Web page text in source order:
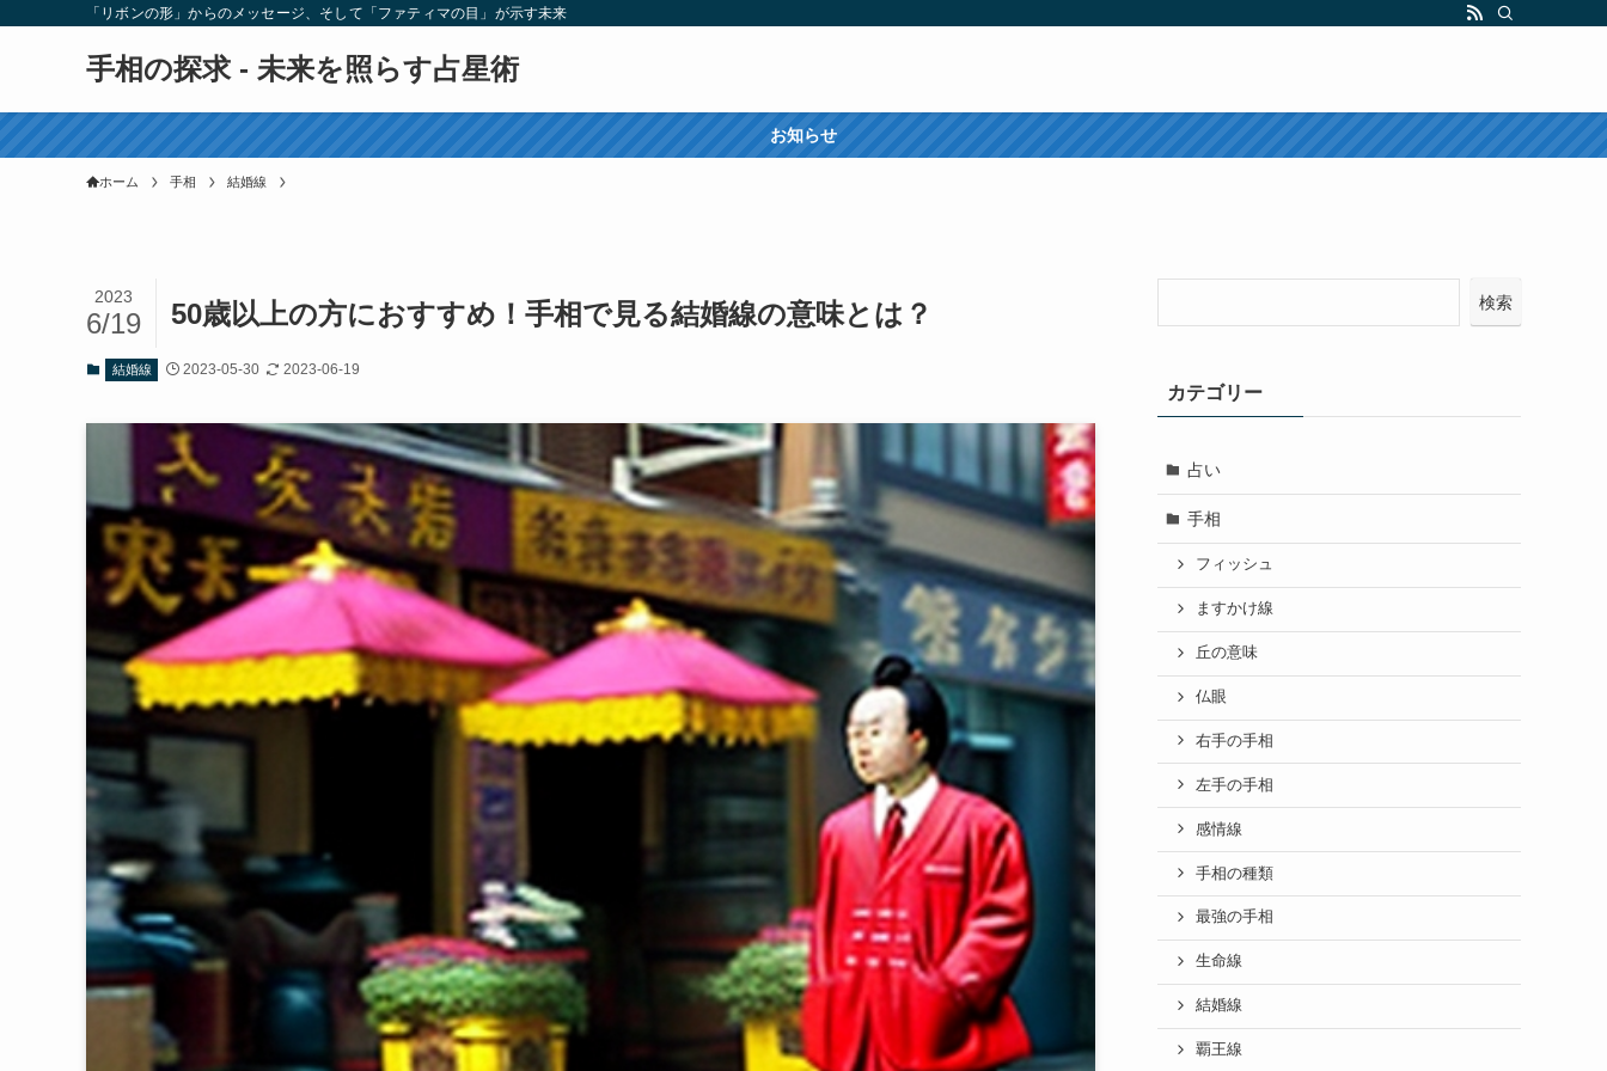
「リボンの形」からのメッセージ、そして「ファティマの目」が示す未来
手相の探求 - 未来を照らす占星術
お知らせ
ホーム 手相 結婚線
50歳以上の方におすすめ！手相で見る結婚線の意味とは？
2023
6/19
結婚線 2023-05-30 2023-06-19
検索
カテゴリー
占い
手相
フィッシュ
ますかけ線
丘の意味
仏眼
右手の手相
左手の手相
感情線
手相の種類
最強の手相
生命線
結婚線
覇王線